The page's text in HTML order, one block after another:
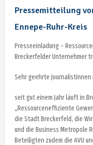
Pressemitteilung
Ennepe-Ruhr-Kreis
Presseeinladung –
Breckerfelder Unternehmer
Sehr geehrte Journalistinnen
seit gut einem Jahr läuft in
„Ressourceneffiziente
die Stadt Breckerfeld, die
und die Business Metropole
Beteiligten zudem die AVU